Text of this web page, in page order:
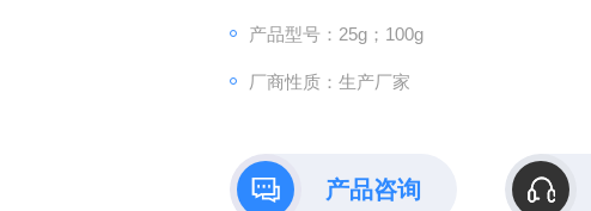
产品型号：25g；100g
厂商性质：生产厂家
产品咨询